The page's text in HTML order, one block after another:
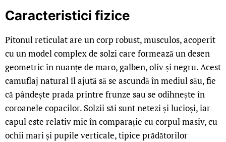
Caracteristici fizice
Pitonul reticulat are un corp robust, musculos, acoperit
cu un model complex de solzi care formează un desen
geometric în nuanțe de maro, galben, oliv și negru. Acest
camuflaj natural îl ajută să se ascundă în mediul său, fie
că pândește prada printre frunze sau se odihnește în
coroanele copacilor. Solzii săi sunt netezi și lucioși, iar
capul este relativ mic în comparație cu corpul masiv, cu
ochii mari și pupile verticale, tipice prădătorilor